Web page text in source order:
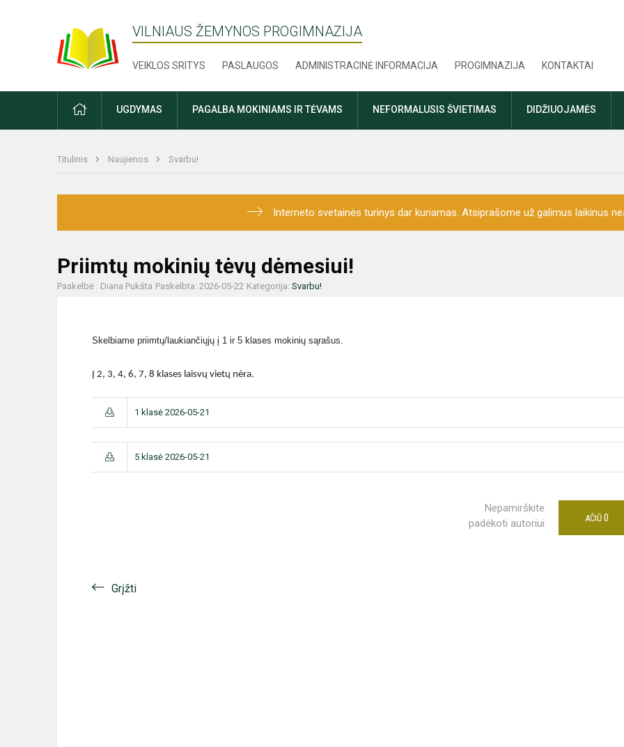
VILNIAUS ŽEMYNOS PROGIMNAZIJA
VEIKLOS SRITYS PASLAUGOS ADMINISTRACINĖ INFORMACIJA PROGIMNAZIJA KONTAKTAI
PRADŽIAUGDYMAS PAGALBA MOKINIAMS IR TĖVAMS NEFORMALUSIS ŠVIETIMAS DIDŽIUOJAMĖS
Titulinis Naujienos Svarbu!
Interneto svetainės turinys dar kuriamas. Atsiprašome už galimus laikinus
Priimtų mokinių tėvų dėmesiui!
Paskelbė : Diana Pukšta Paskelbta: 2026-05-22 Kategorija: Svarbu!
Skelbiame priimtų/laukiančiųjų į 1 ir 5 klases mokinių sąrašus.
Į 2, 3, 4, 6, 7, 8 klases laisvų vietų nėra.
1 klasė 2026-05-21
5 klasė 2026-05-21
Nepamirškite
padėkoti autoriui
AČIŪ 0
Grįžti